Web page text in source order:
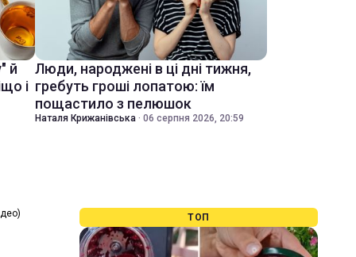
й
і
Люди, народжені в ці дні тижня,
гребуть гроші лопатою: їм
пощастило з пелюшок
Наталя Крижанівська · 06 серпня 2026, 20:59
ТОП